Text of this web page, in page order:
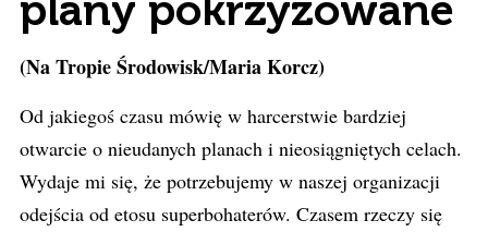
(Na Tropie Środowisk/Maria Korcz)
Od jakiegoś czasu mówię w harcerstwie bardziej
otwarcie o nieudanych planach i nieosiągniętych celach.
Wydaje mi się, że potrzebujemy w naszej organizacji
odejścia od etosu superbohaterów. Czasem rzeczy się